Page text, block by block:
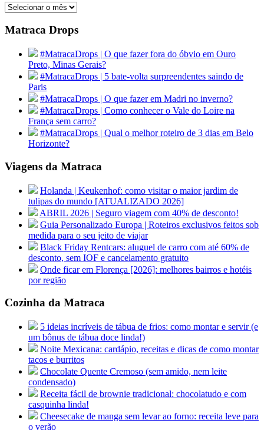
Arquivos
Matraca Drops
#MatracaDrops | O que fazer fora do óbvio em Ouro
Preto, Minas Gerais?
#MatracaDrops | 5 bate-volta surpreendentes saindo de
Paris
#MatracaDrops | O que fazer em Madri no inverno?
#MatracaDrops | Como conhecer o Vale do Loire na
França sem carro?
#MatracaDrops | Qual o melhor roteiro de 3 dias em Belo
Horizonte?
Viagens da Matraca
Holanda | Keukenhof: como visitar o maior jardim de
tulipas do mundo [ATUALIZADO 2026]
ABRIL 2026 | Seguro viagem com 40% de desconto!
Guia Personalizado Europa | Roteiros exclusivos feitos sob
medida para o seu jeito de viajar
Black Friday Rentcars: aluguel de carro com até 60% de
desconto, sem IOF e cancelamento gratuito
Onde ficar em Florença [2026]: melhores bairros e hotéis
por região
Cozinha da Matraca
5 ideias incríveis de tábua de frios: como montar e servir (e
um bônus de tábua doce linda!)
Noite Mexicana: cardápio, receitas e dicas de como montar
tacos e burritos
Chocolate Quente Cremoso (sem amido, nem leite
condensado)
Receita fácil de brownie tradicional: chocolatudo e com
casquinha linda!
Cheesecake de manga sem levar ao forno: receita leve para
o verão